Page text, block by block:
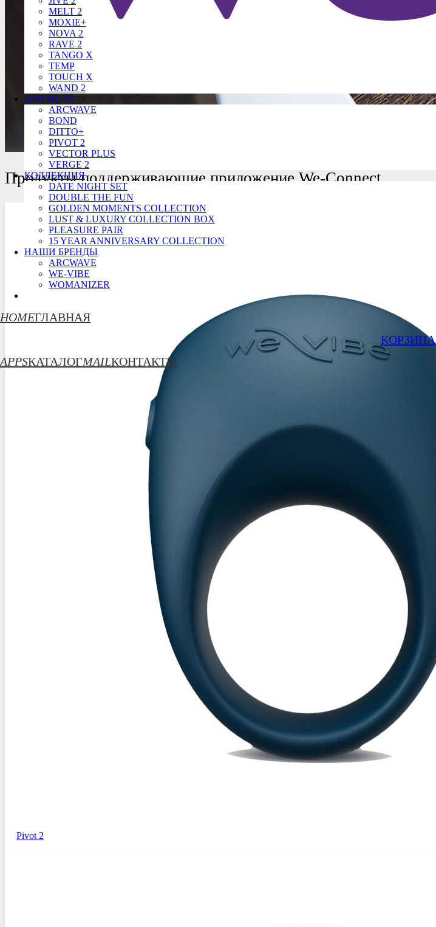
MELT 2
MOXIE+
NOVA 2
RAVE 2
TANGO X
TEMP
TOUCH X
WAND 2
ДЛЯ НЕГО
ARCWAVE
BOND
DITTO+
PIVOT 2
VECTOR PLUS
VERGE 2
КОЛЛЕКЦИЯ
DATE NIGHT SET
DOUBLE THE FUN
GOLDEN MOMENTS COLLECTION
LUST & LUXURY COLLECTION BOX
PLEASURE PAIR
15 YEAR ANNIVERSARY COLLECTION
НАШИ БРЕНДЫ
ARCWAVE
WE-VIBE
WOMANIZER
HOMEГЛАВНАЯ
КОРЗИНА
APPSКАТАЛОГMAILКОНТАКТЫ
Продукты поддерживающие приложение We-Connect.
Pivot 2